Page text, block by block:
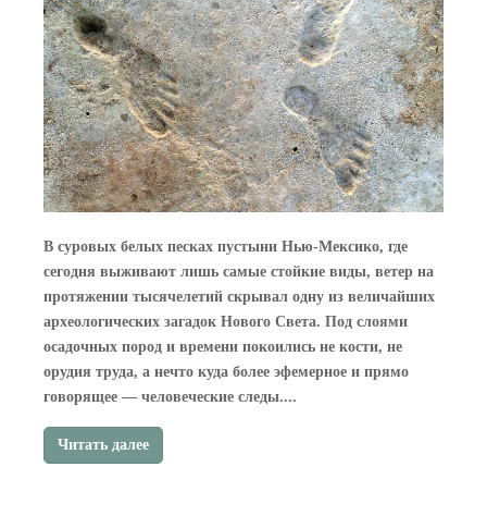
В суровых белых песках пустыни Нью‑Мексико, где
сегодня выживают лишь самые стойкие виды, ветер на
протяжении тысячелетий скрывал одну из величайших
археологических загадок Нового Света. Под слоями
осадочных пород и времени покоились не кости, не
орудия труда, а нечто куда более эфемерное и прямо
говорящее — человеческие следы....
Читать далее